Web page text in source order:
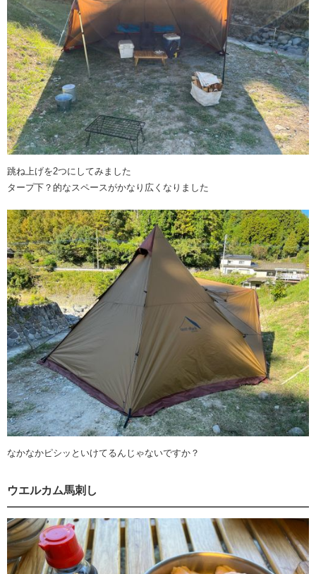
跳ね上げを2つにしてみました
タープ下？的なスペースがかなり広くなりました
なかなかピシッといけてるんじゃないですか？
ウエルカム馬刺し